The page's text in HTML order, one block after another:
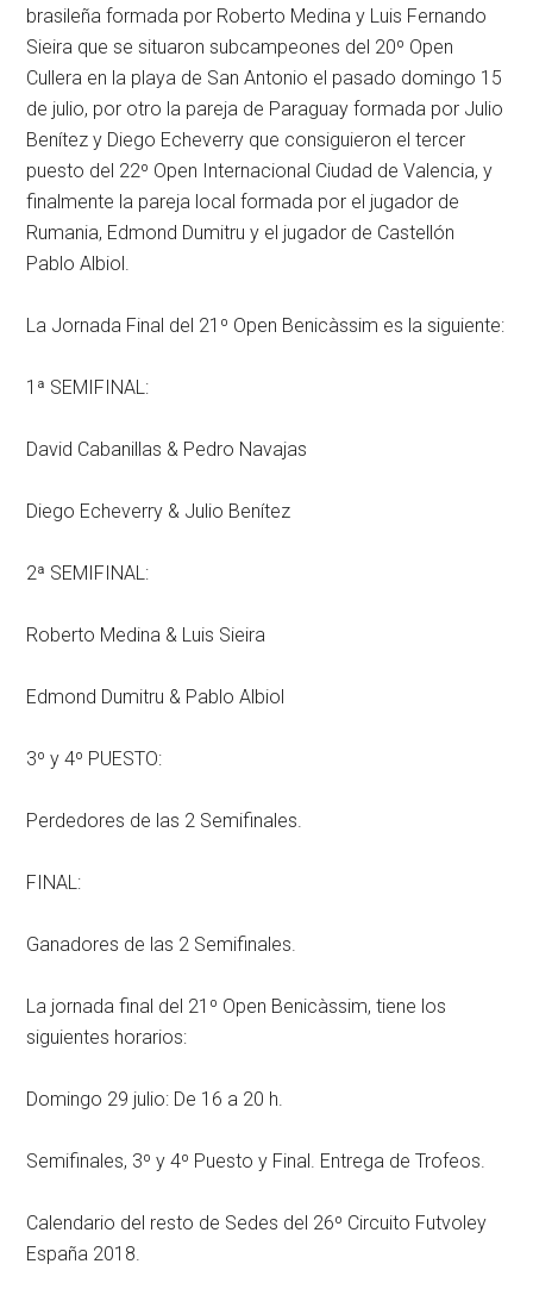
brasileña formada por Roberto Medina y Luis Fernando
Sieira que se situaron subcampeones del 20º Open
Cullera en la playa de San Antonio el pasado domingo 15
de julio, por otro la pareja de Paraguay formada por Julio
Benítez y Diego Echeverry que consiguieron el tercer
puesto del 22º Open Internacional Ciudad de Valencia, y
finalmente la pareja local formada por el jugador de
Rumania, Edmond Dumitru y el jugador de Castellón
Pablo Albiol.
La Jornada Final del 21º Open Benicàssim es la siguiente:
1ª SEMIFINAL:
David Cabanillas & Pedro Navajas
Diego Echeverry & Julio Benítez
2ª SEMIFINAL:
Roberto Medina & Luis Sieira
Edmond Dumitru & Pablo Albiol
3º y 4º PUESTO:
Perdedores de las 2 Semifinales.
FINAL:
Ganadores de las 2 Semifinales.
La jornada final del 21º Open Benicàssim, tiene los
siguientes horarios:
Domingo 29 julio: De 16 a 20 h.
Semifinales, 3º y 4º Puesto y Final. Entrega de Trofeos.
Calendario del resto de Sedes del 26º Circuito Futvoley
España 2018.